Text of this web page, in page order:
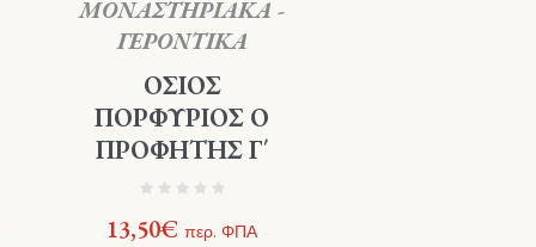
ΜΟΝΑΣΤΗΡΙΑΚΑ -
ΓΕΡΟΝΤΙΚΑ
ΟΣΙΟΣ
ΠΟΡΦΥΡΙΟΣ Ο
ΠΡΟΦΗΤΗΣ Γ΄
13,50€ περ. ΦΠΑ